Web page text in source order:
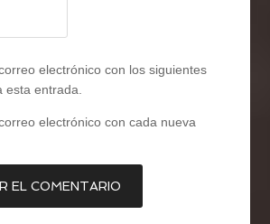
electrónico con los siguientes
esta entrada.
electrónico con cada nueva